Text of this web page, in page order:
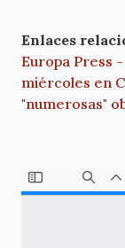
Enlaces
Europa Press
miércoles en
"numerosas"